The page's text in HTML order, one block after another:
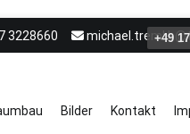
3228660
Bilder Kontakt
+49